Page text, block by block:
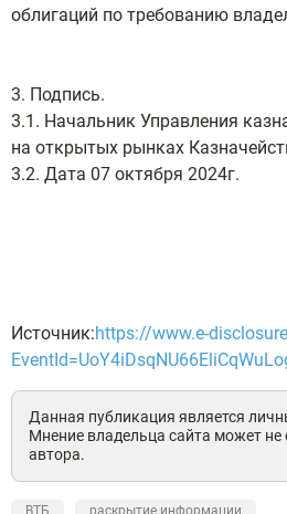
облигаций по требованию
3. Подпись.
3.1. Начальник Управления
на открытых рынках
3.2. Дата 07 октября 2024г.
Источник:https://www.e-
Данная публикация является
Мнение владельца сайта может не
автора.
ВТБ раскрытие информации